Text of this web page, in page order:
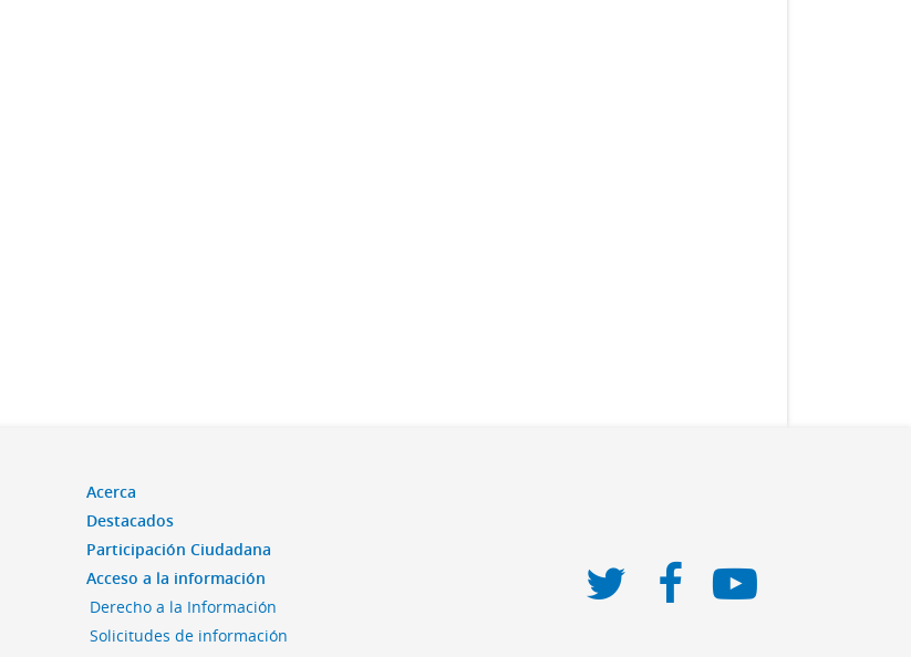
Acerca
Destacados
Participación Ciudadana
Acceso a la información
Derecho a la Información
Solicitudes de información